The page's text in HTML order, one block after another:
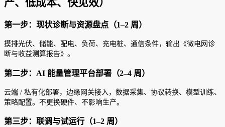
产、低成本、快见效）
第一步：现状诊断与资源盘点（1–2 周）
摸排光伏、储能、配电、负荷、充电桩、通信条件，输出《微电网诊
断与收益测算报告》。
第二步：AI 能量管理平台部署（2–4 周）
云端 / 私有化部署，边缘网关接入，数据采集、协议转换、模型训练、
策略配置。不更换硬件、不影响生产。
第三步：联调与试运行（1–2 周）